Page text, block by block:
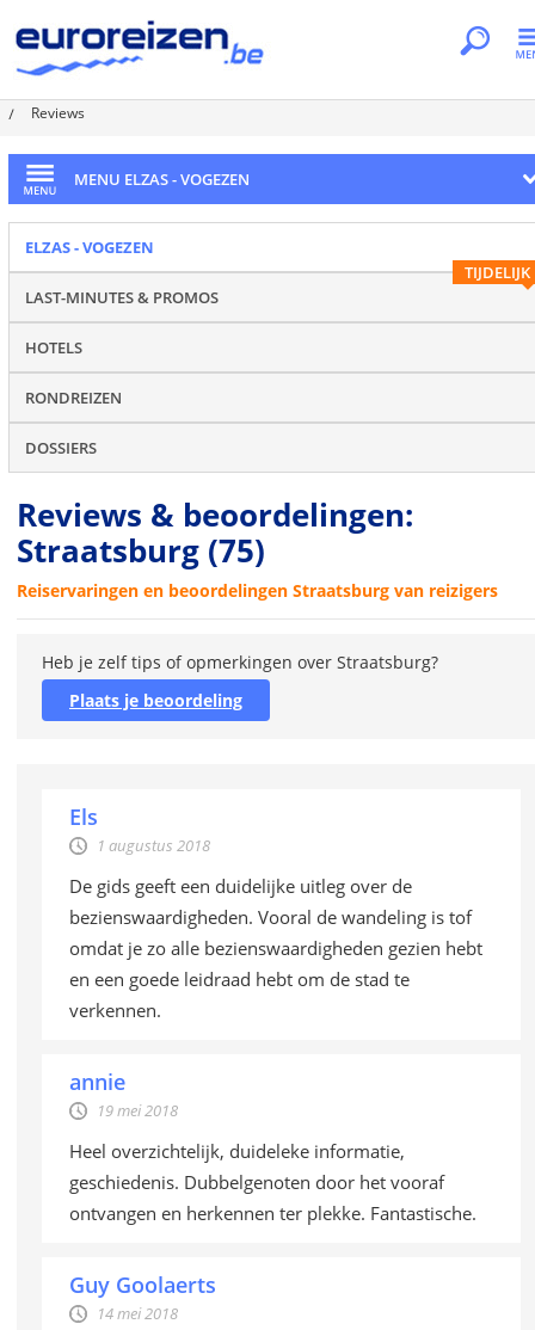
Reviews
MENU ELZAS - VOGEZEN
ELZAS - VOGEZEN
TIJDELIJK
LAST-MINUTES & PROMOS
HOTELS
RONDREIZEN
DOSSIERS
Reviews & beoordelingen:
Straatsburg (75)
Reiservaringen en beoordelingen Straatsburg van reizigers
Heb je zelf tips of opmerkingen over Straatsburg?
Plaats je beoordeling
Els
1 augustus 2018
De gids geeft een duidelijke uitleg over de
bezienswaardigheden. Vooral de wandeling is tof
omdat je zo alle bezienswaardigheden gezien hebt
en een goede leidraad hebt om de stad te
verkennen.
annie
19 mei 2018
Heel overzichtelijk, duideleke informatie,
geschiedenis. Dubbelgenoten door het vooraf
ontvangen en herkennen ter plekke. Fantastische.
Guy Goolaerts
14 mei 2018